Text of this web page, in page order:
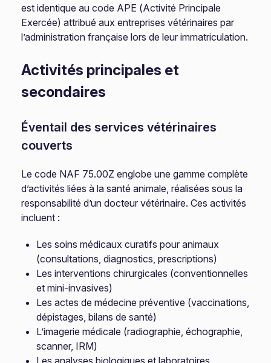
est identique au code APE (Activité Principale
Exercée) attribué aux entreprises vétérinaires par
l’administration française lors de leur immatriculation.
Activités principales et
secondaires
Éventail des services vétérinaires
couverts
Le code NAF 75.00Z englobe une gamme complète
d’activités liées à la santé animale, réalisées sous la
responsabilité d’un docteur vétérinaire. Ces activités
incluent :
Les soins médicaux curatifs pour animaux
(consultations, diagnostics, prescriptions)
Les interventions chirurgicales (conventionnelles
et mini-invasives)
Les actes de médecine préventive (vaccinations,
dépistages, bilans de santé)
L’imagerie médicale (radiographie, échographie,
scanner, IRM)
Les analyses biologiques et laboratoires